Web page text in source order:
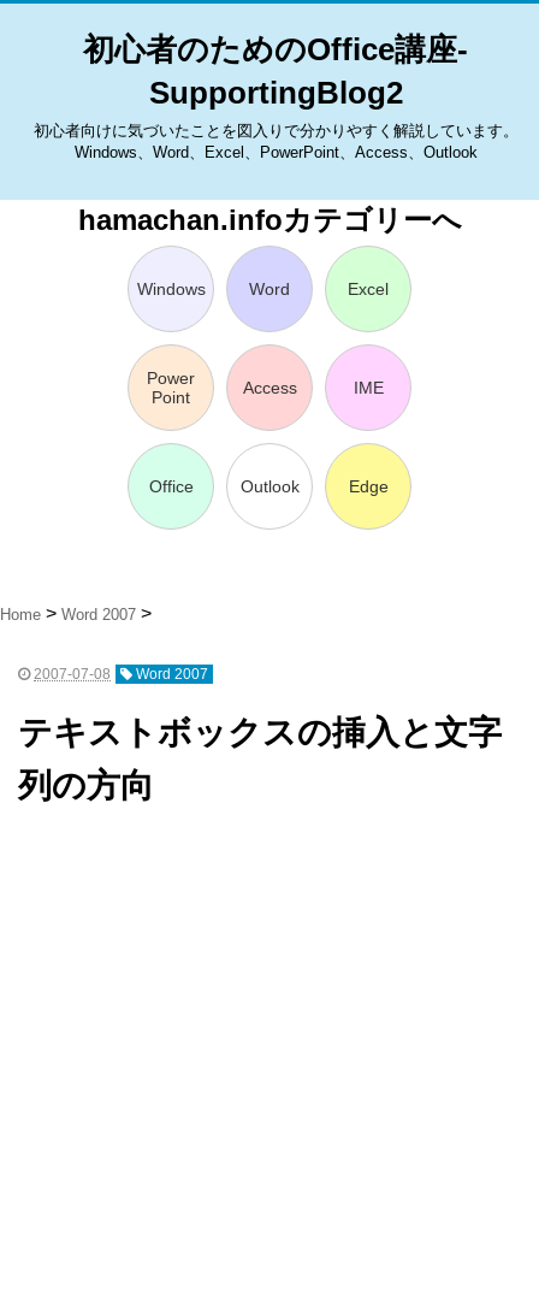
初心者のためのOffice講座-
SupportingBlog2
初心者向けに気づいたことを図入りで分かりやすく解説しています。
Windows、Word、Excel、PowerPoint、Access、Outlook
hamachan.infoカテゴリーへ
Windows Word Excel
Power
Point
Access IME
Office Outlook Edge
Home Word 2007
2007-07-08 Word 2007
テキストボックスの挿入と文字
列の方向